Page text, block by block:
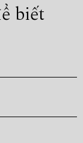
biết